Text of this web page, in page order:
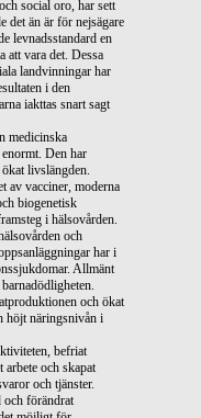
social oro, har sett
det än är för nejsägare
levnadsstandard en
att vara det. Dessa
landvinningar har
i den
iakttas snart sagt
medicinska
Den har
livslängden.
av vacciner, moderna
biogenetisk
i hälsovården.
och
har i
Allmänt
och ökat
höjt näringsnivån i
befriat
och skapat
och tjänster.
och förändrat